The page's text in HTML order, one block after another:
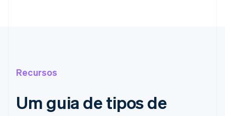
Recursos
Um guia de tipos de